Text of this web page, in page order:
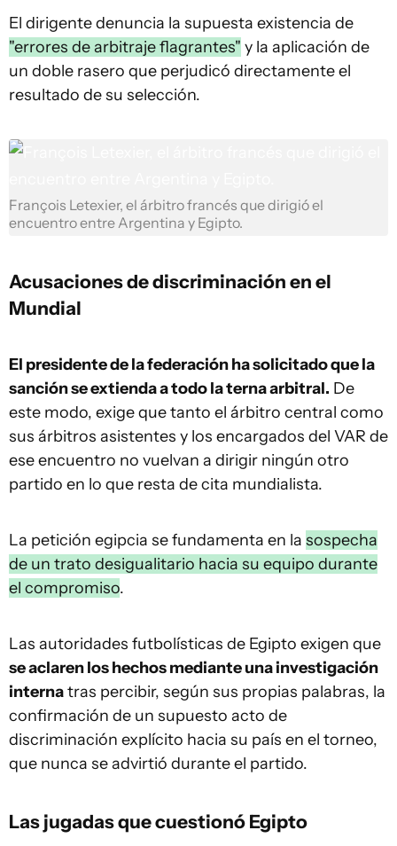
El dirigente denuncia la supuesta existencia de
"errores de arbitraje flagrantes" y la aplicación de
un doble rasero que perjudicó directamente el
resultado de su selección.
François Letexier, el árbitro francés que dirigió el
encuentro entre Argentina y Egipto.
Acusaciones de discriminación en el
Mundial
El presidente de la federación ha solicitado que la
sanción se extienda a todo la terna arbitral. De
este modo, exige que tanto el árbitro central como
sus árbitros asistentes y los encargados del VAR de
ese encuentro no vuelvan a dirigir ningún otro
partido en lo que resta de cita mundialista.
La petición egipcia se fundamenta en la sospecha
de un trato desigualitario hacia su equipo durante
el compromiso.
Las autoridades futbolísticas de Egipto exigen que
se aclaren los hechos mediante una investigación
internatras percibir, según sus propias palabras, la
confirmación de un supuesto acto de
discriminación explícito hacia su país en el torneo,
que nunca se advirtió durante el partido.
Las jugadas que cuestionó Egipto